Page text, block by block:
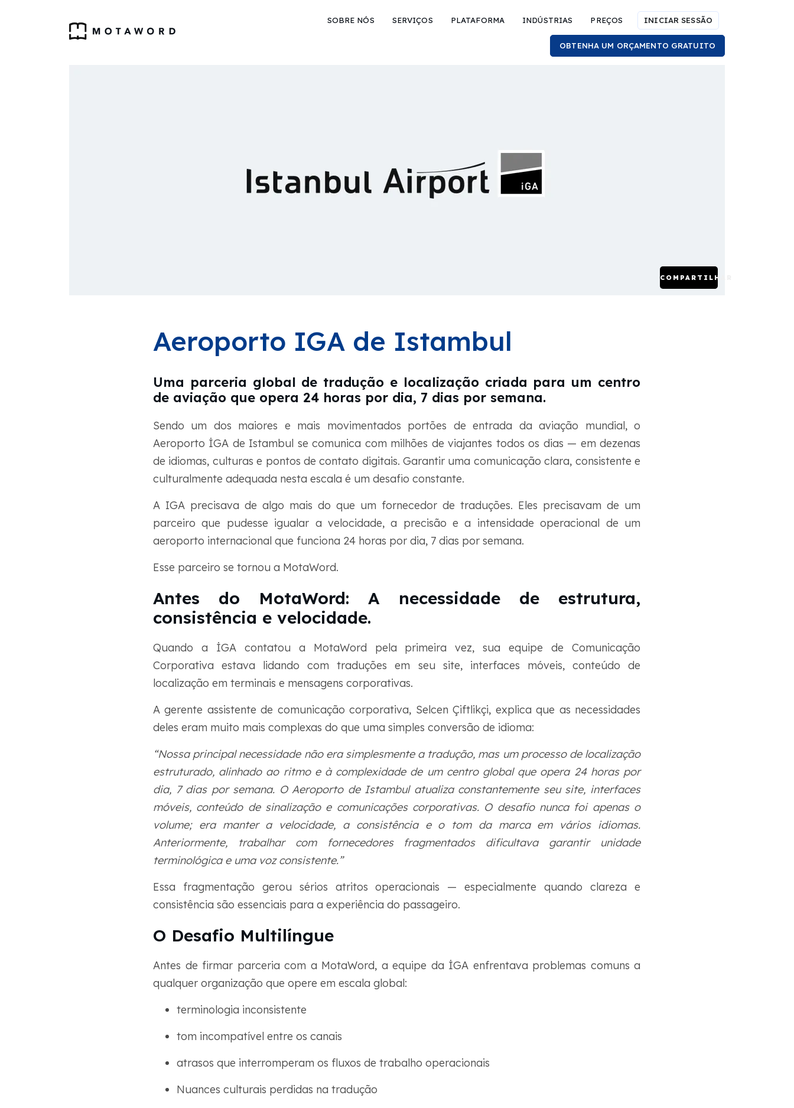
SOBRE NÓS SERVIÇOS PLATAFORMA INDÚSTRIAS PREÇOS INICIAR SESSÃO
OBTENHA UM ORÇAMENTO GRATUITO
COMPARTILHAR
Aeroporto IGA de Istambul
Uma parceria global de tradução e localização criada para um centro
de aviação que opera 24 horas por dia, 7 dias por semana.
Sendo um dos maiores e mais movimentados portões de entrada da aviação mundial, o
Aeroporto İGA de Istambul se comunica com milhões de viajantes todos os dias — em dezenas
de idiomas, culturas e pontos de contato digitais. Garantir uma comunicação clara, consistente e
culturalmente adequada nesta escala é um desafio constante.
A IGA precisava de algo mais do que um fornecedor de traduções. Eles precisavam de um
parceiro que pudesse igualar a velocidade, a precisão e a intensidade operacional de um
aeroporto internacional que funciona 24 horas por dia, 7 dias por semana.
Esse parceiro se tornou a MotaWord.
Antes do MotaWord: A necessidade de estrutura,
consistência e velocidade.
Quando a İGA contatou a MotaWord pela primeira vez, sua equipe de Comunicação
Corporativa estava lidando com traduções em seu site, interfaces móveis, conteúdo de
localização em terminais e mensagens corporativas.
A gerente assistente de comunicação corporativa, Selcen Çiftlikçi, explica que as necessidades
deles eram muito mais complexas do que uma simples conversão de idioma:
“Nossa principal necessidade não era simplesmente a tradução, mas um processo de localização
estruturado, alinhado ao ritmo e à complexidade de um centro global que opera 24 horas por
dia, 7 dias por semana. O Aeroporto de Istambul atualiza constantemente seu site, interfaces
móveis, conteúdo de sinalização e comunicações corporativas. O desafio nunca foi apenas o
volume; era manter a velocidade, a consistência e o tom da marca em vários idiomas.
Anteriormente, trabalhar com fornecedores fragmentados dificultava garantir unidade
terminológica e uma voz consistente.”
Essa fragmentação gerou sérios atritos operacionais — especialmente quando clareza e
consistência são essenciais para a experiência do passageiro.
O Desafio Multilíngue
Antes de firmar parceria com a MotaWord, a equipe da İGA enfrentava problemas comuns a
qualquer organização que opere em escala global:
terminologia inconsistente
tom incompatível entre os canais
atrasos que interromperam os fluxos de trabalho operacionais
Nuances culturais perdidas na tradução